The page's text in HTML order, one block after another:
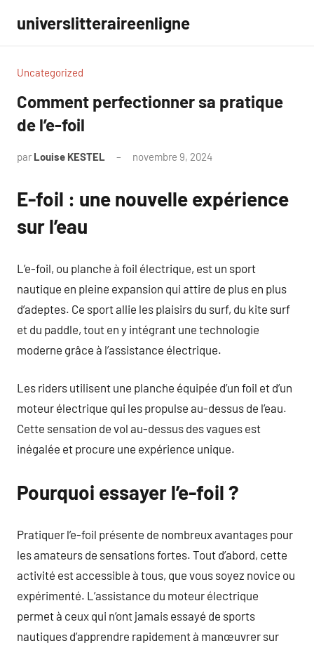
contenu
universlitteraireenligne
Uncategorized
Comment perfectionner sa pratique
de l’e-foil
par Louise KESTEL novembre 9, 2024
E-foil : une nouvelle expérience
sur l’eau
L’e-foil, ou planche à foil électrique, est un sport
nautique en pleine expansion qui attire de plus en plus
d’adeptes. Ce sport allie les plaisirs du surf, du kite surf
et du paddle, tout en y intégrant une technologie
moderne grâce à l’assistance électrique.
Les riders utilisent une planche équipée d’un foil et d’un
moteur électrique qui les propulse au-dessus de l’eau.
Cette sensation de vol au-dessus des vagues est
inégalée et procure une expérience unique.
Pourquoi essayer l’e-foil ?
Pratiquer l’e-foil présente de nombreux avantages pour
les amateurs de sensations fortes. Tout d’abord, cette
activité est accessible à tous, que vous soyez novice ou
expérimenté. L’assistance du moteur électrique
permet à ceux qui n’ont jamais essayé de sports
nautiques d’apprendre rapidement à manœuvrer sur